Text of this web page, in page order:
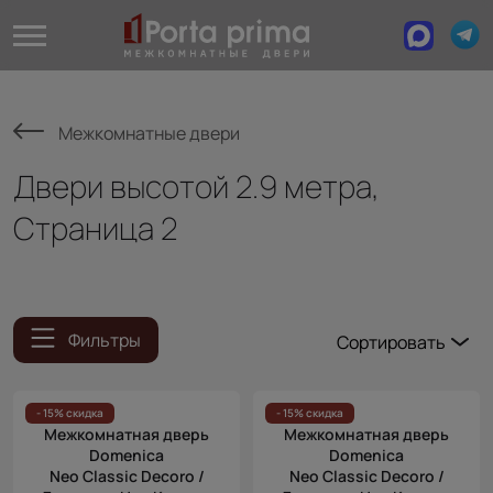
Межкомнатные двери
Двери высотой 2.9 метра,
Страница 2
Фильтры
Сортировать
Цена
(возр.)
Цена (убыв.)
- 15% скидка
Межкомнатная дверь
Domenica
Neo Classic Decoro /
- 15% скидка
Межкомнатная дверь
Domenica
Neo Classic Decoro /